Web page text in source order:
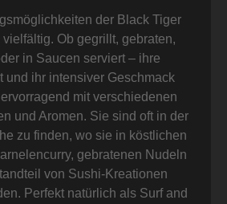
der Black Tiger
Ob gegrillt, gebraten,
in Saucen serviert – ihre
und ihr intensiver Geschmack
mit verschiedenen
und Aromen. Sie sind oft in der
zu finden, wo sie in köstlichen
gebratenen Nudeln
von Sushi-Kreationen
Perfekt natürlich als Surf and